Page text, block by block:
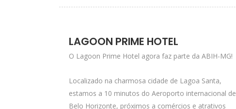
LAGOON PRIME HOTEL
O Lagoon Prime Hotel agora faz parte da ABIH-MG!
Localizado na charmosa cidade de Lagoa Santa,
estamos a 10 minutos do Aeroporto internacional de
Belo Horizonte, próximos a comércios e atrativos